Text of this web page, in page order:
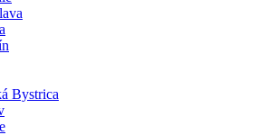
Bystrica